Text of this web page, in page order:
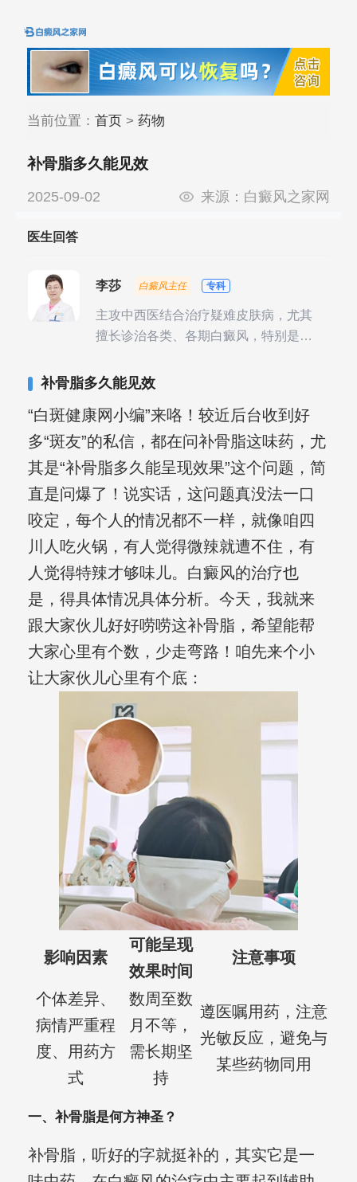
当前位置： 首页> 药物
补骨脂多久能见效
2025-09-02 来源： 白癜风之家网
医生回答
李莎 白癜风主任 专科
主攻中西医结合治疗疑难皮肤病，尤其
擅长诊治各类、各期白癜风，特别是对
复发期;临床运用中医的辨证施治，理法
补骨脂多久能见效
“白斑健康网小编”来咯！较近后台收到好
多“斑友”的私信，都在问补骨脂这味药，尤
其是“补骨脂多久能呈现效果”这个问题，简
直是问爆了！说实话，这问题真没法一口
咬定，每个人的情况都不一样，就像咱四
川人吃火锅，有人觉得微辣就遭不住，有
人觉得特辣才够味儿。白癜风的治疗也
是，得具体情况具体分析。今天，我就来
跟大家伙儿好好唠唠这补骨脂，希望能帮
大家心里有个数，少走弯路！咱先来个小
让大家伙儿心里有个底：
影响因素
可能呈现
效果时间
注意事项
个体差异、
病情严重程
度、用药方
式
数周至数
月不等，
需长期坚
持
遵医嘱用药，注意
光敏反应，避免与
某些药物同用
一、补骨脂是何方神圣？
补骨脂，听好的字就挺补的，其实它是一